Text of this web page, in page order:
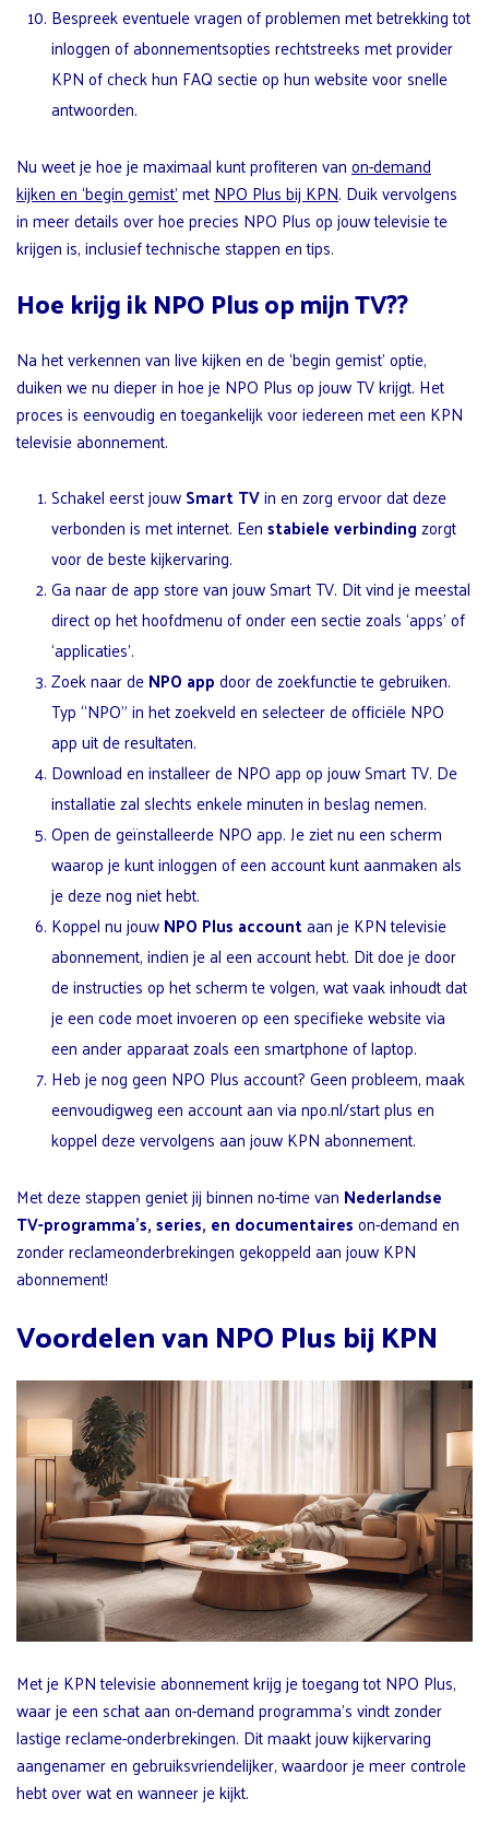
Bespreek eventuele vragen of problemen met betrekking tot
inloggen of abonnementsopties rechtstreeks met provider
KPN of check hun FAQ sectie op hun website voor snelle
antwoorden.
Nu weet je hoe je maximaal kunt profiteren vanon-demand
kijken en ‘begin gemist’metNPO Plus bij KPN. Duik vervolgens
in meer details over hoe precies NPO Plus op jouw televisie te
krijgen is, inclusief technische stappen en tips.
Hoe krijg ik NPO Plus op mijn TV??
Na het verkennen van live kijken en de ‘begin gemist’ optie,
duiken we nu dieper in hoe je NPO Plus op jouw TV krijgt. Het
proces is eenvoudig en toegankelijk voor iedereen met een KPN
televisie abonnement.
Schakel eerst jouwSmart TVin en zorg ervoor dat deze
verbonden is met internet. Eenstabiele verbindingzorgt
voor de beste kijkervaring.
Ga naar de app store van jouw Smart TV. Dit vind je meestal
direct op het hoofdmenu of onder een sectie zoals ‘apps’ of
‘applicaties’.
Zoek naar deNPO appdoor de zoekfunctie te gebruiken.
Typ “NPO” in het zoekveld en selecteer de officiële NPO
app uit de resultaten.
Download en installeer de NPO app op jouw Smart TV. De
installatie zal slechts enkele minuten in beslag nemen.
Open de geïnstalleerde NPO app. Je ziet nu een scherm
waarop je kunt inloggen of een account kunt aanmaken als
je deze nog niet hebt.
Koppel nu jouwNPO Plus accountaan je KPN televisie
abonnement, indien je al een account hebt. Dit doe je door
de instructies op het scherm te volgen, wat vaak inhoudt dat
je een code moet invoeren op een specifieke website via
een ander apparaat zoals een smartphone of laptop.
Heb je nog geen NPO Plus account? Geen probleem, maak
eenvoudigweg een account aan via npo.nl/start plus en
koppel deze vervolgens aan jouw KPN abonnement.
Met deze stappen geniet jij binnen no-time van Nederlandse
TV-programma’s, series, en documentaireson-demand en
zonder reclameonderbrekingen gekoppeld aan jouw KPN
abonnement!
Voordelen van NPO Plus bij KPN
Met je KPN televisie abonnement krijg je toegang tot NPO Plus,
waar je een schat aan on-demand programma’s vindt zonder
lastige reclame-onderbrekingen. Dit maakt jouw kijkervaring
aangenamer en gebruiksvriendelijker, waardoor je meer controle
hebt over wat en wanneer je kijkt.